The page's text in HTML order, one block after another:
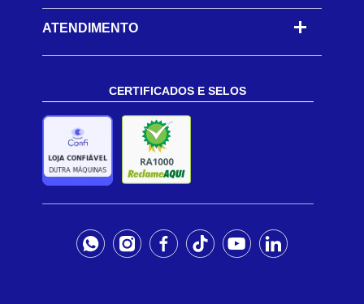
ATENDIMENTO
CERTIFICADOS E SELOS